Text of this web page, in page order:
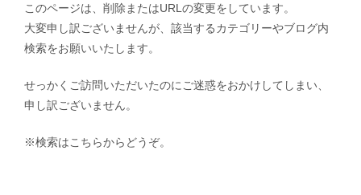
このページは、削除またはURLの変更をしています。
大変申し訳ございませんが、該当するカテゴリーやブログ内
検索をお願いいたします。
せっかくご訪問いただいたのにご迷惑をおかけしてしまい、
申し訳ございません。
※検索はこちらからどうぞ。